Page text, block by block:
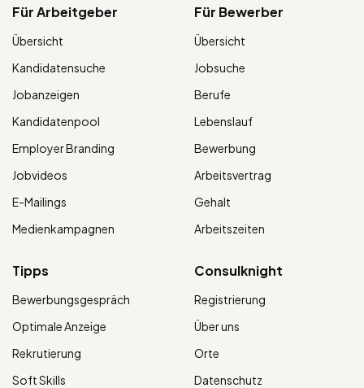
Für Arbeitgeber
Übersicht
Kandidatensuche
Jobanzeigen
Kandidatenpool
Employer Branding
Jobvideos
E-Mailings
Medienkampagnen
Für Bewerber
Übersicht
Jobsuche
Berufe
Lebenslauf
Bewerbung
Arbeitsvertrag
Gehalt
Arbeitszeiten
Tipps
Bewerbungsgespräch
Optimale Anzeige
Rekrutierung
Soft Skills
Consulknight
Registrierung
Über uns
Orte
Datenschutz